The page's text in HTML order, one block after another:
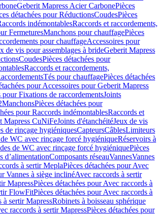
Geberit Mapress Acier CarbonePièces
détachées pour RéductionsCoudesPièces
indémontablesRaccords et raccordements,
FermeturesManchons pour chauffagePièces
pour chauffageAccessoires pour
de vis pour assemblages à brideGeberit Mapress
CoudesPièces détachées pour
Raccords et raccordements,
Tés pour chauffagePièces détachées
pour Accessoires pour Geberit Mapress
pour Fixations de raccordementsJoints
ManchonsPièces détachées pour
pour Raccords indémontablesRaccords et
Mapress CuNiFeJoints d'étanchéitéJeux de vis
de rinçage hygiéniquesCapteursCâblesLimiteurs
WC avec rinçage forcé hygiéniqueRéservoirs à
de WC avec rinçage forcé hygiéniquePièces
d’alimentationComposants réseauVannesVannes
à sertir MeplaPièces détachées pour Avec
Vannes à siège inclinéAvec raccords à sertir
MapressPièces détachées pour Avec raccords à
FlowFitPièces détachées pour Avec raccords à
à sertir MapressRobinets à boisseau sphérique
raccords à sertir MapressPièces détachées pour